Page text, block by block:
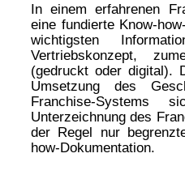
In einem erfahrenen
eine fundierte Know-
wichtigsten
Vertriebskonzept,
(gedruckt oder digital).
Umsetzung des
Franchise-Systems
Unterzeichnung des
der Regel nur
how-Dokumentation.